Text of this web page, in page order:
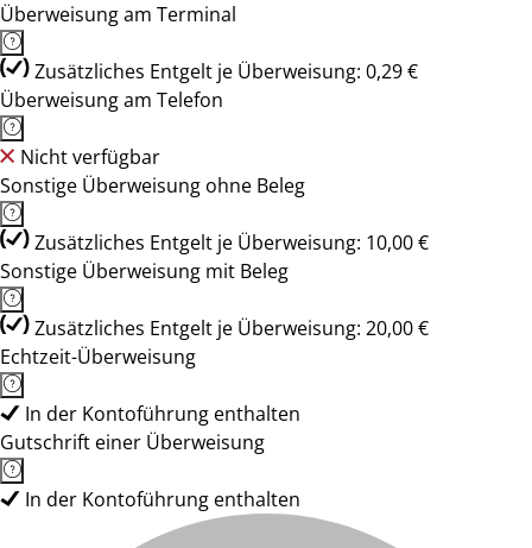
Überweisung am Terminal
Zusätzliches Entgelt je Überweisung: 0,29 €
Überweisung am Telefon
Nicht verfügbar
Sonstige Überweisung ohne Beleg
Zusätzliches Entgelt je Überweisung: 10,00 €
Sonstige Überweisung mit Beleg
Zusätzliches Entgelt je Überweisung: 20,00 €
Echtzeit-Überweisung
In der Kontoführung enthalten
Gutschrift einer Überweisung
In der Kontoführung enthalten